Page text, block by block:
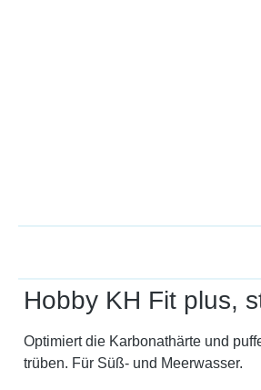
Hobby KH Fit plus,
Optimiert die Karbonathärte und
trüben. Für Süß- und Meerwasser.